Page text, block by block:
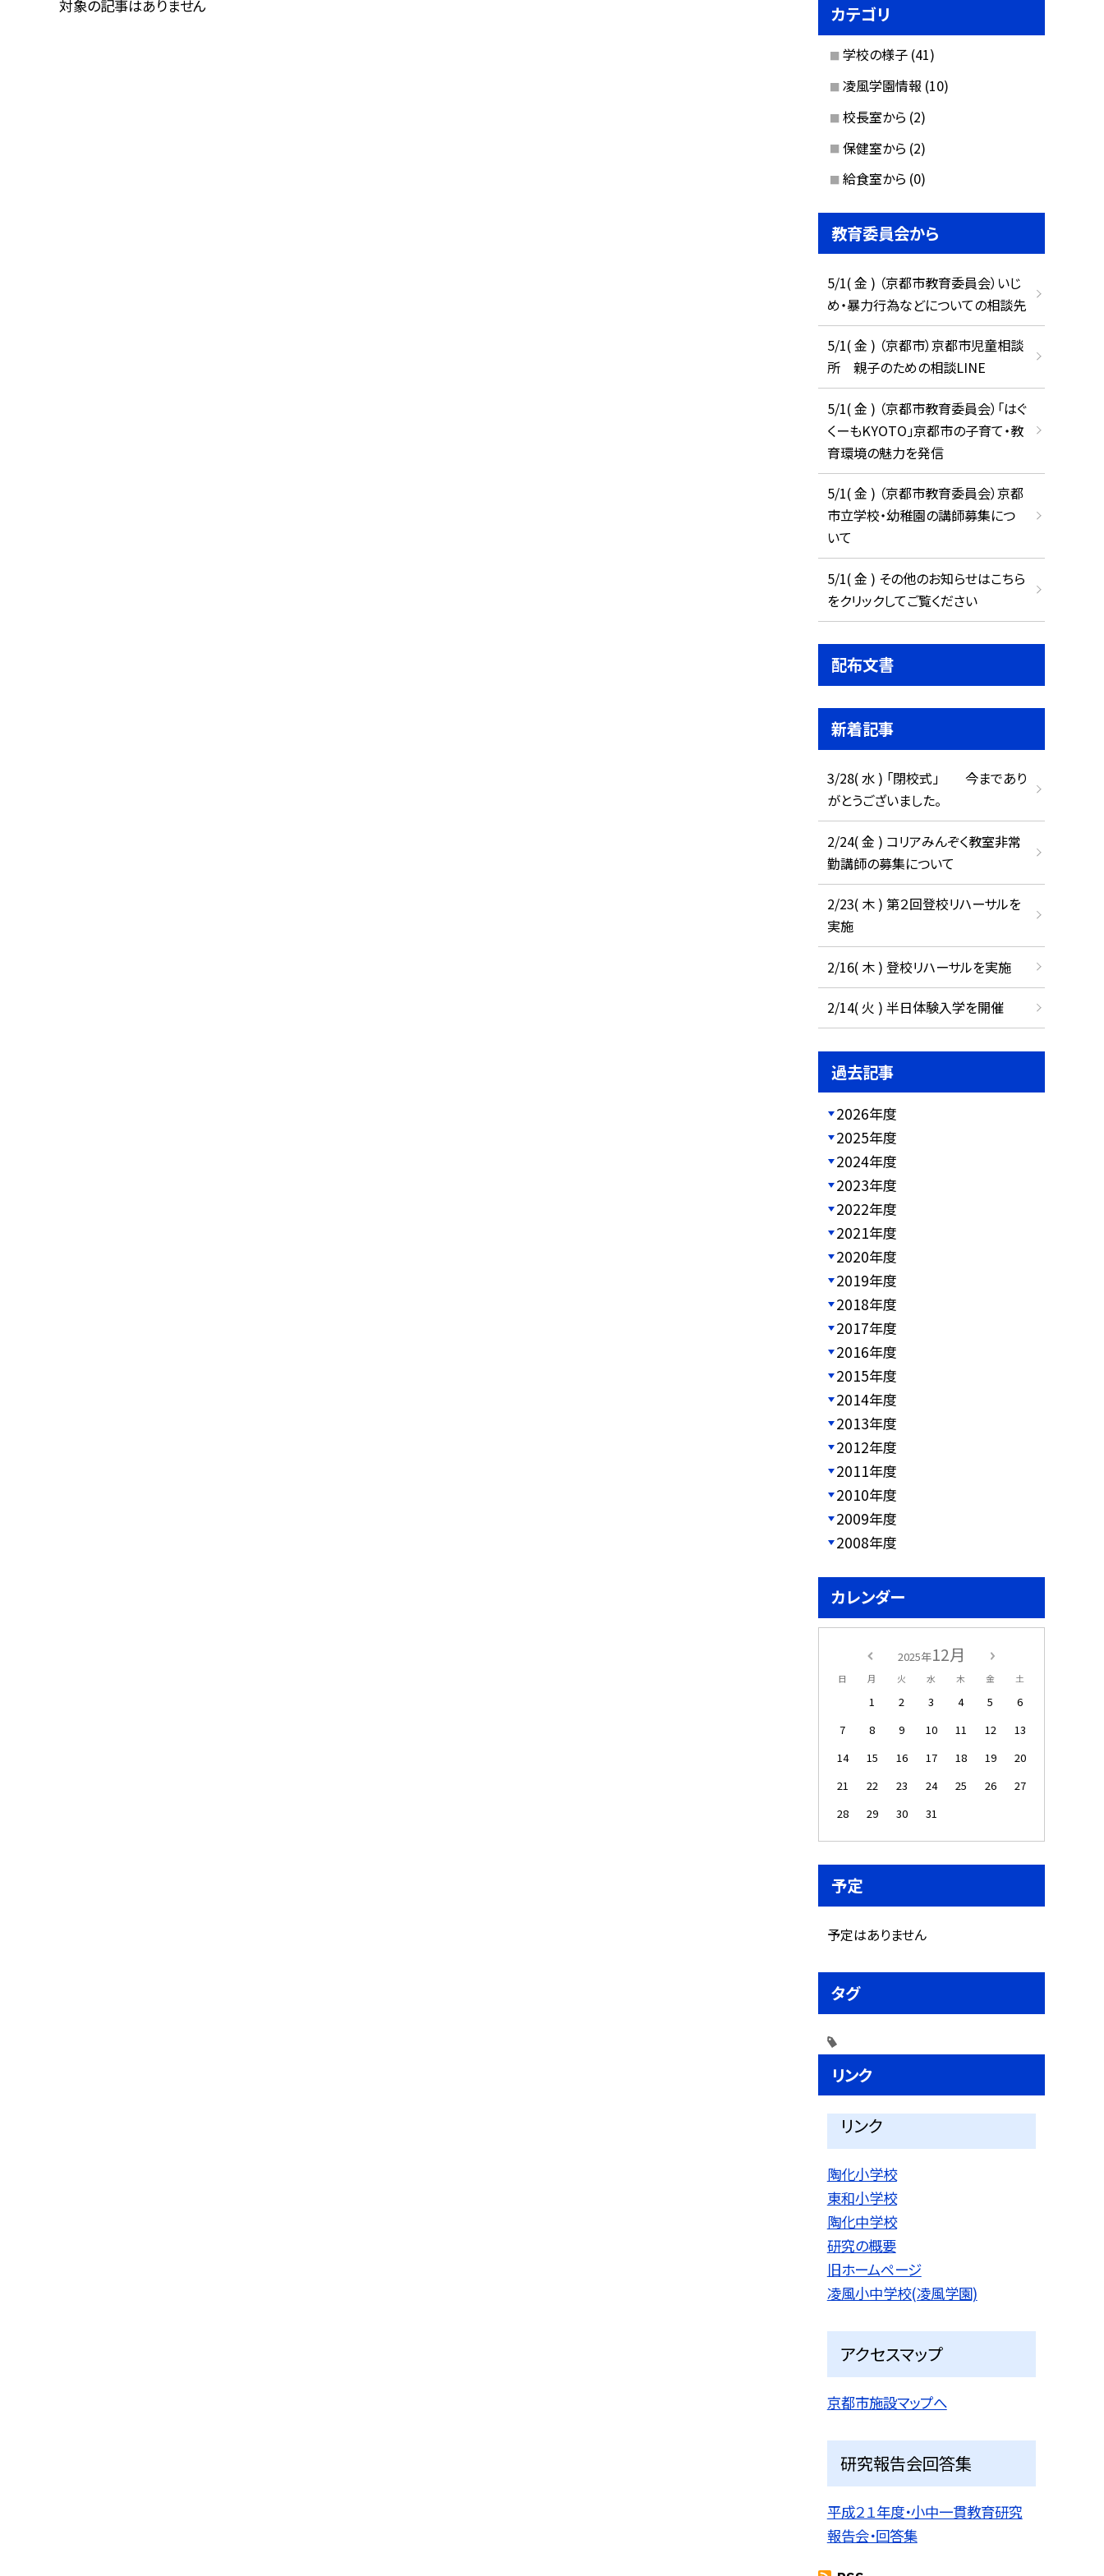
対象の記事はありません カテゴリ
学校の様子 (41)
凌風学園情報 (10)
校長室から (2)
保健室から (2)
給食室から (0)
教育委員会から
5/1( 金 ) （京都市教育委員会）いじ
め・暴力行為などについての相談先
5/1( 金 ) （京都市）京都市児童相談
所 親子のための相談LINE
5/1( 金 ) （京都市教育委員会）「はぐ
くーもKYOTO」京都市の子育て・教
育環境の魅力を発信
5/1( 金 ) （京都市教育委員会）京都
市立学校・幼稚園の講師募集につ
いて
5/1( 金 ) その他のお知らせはこちら
をクリックしてご覧ください
配布文書
新着記事
3/28( 水 ) 「閉校式」 今まであり
がとうございました。
2/24( 金 ) コリアみんぞく教室非常
勤講師の募集について
2/23( 木 ) 第２回登校リハーサルを
実施
2/16( 木 ) 登校リハーサルを実施
2/14( 火 ) 半日体験入学を開催
過去記事
2026年度
2025年度
2024年度
2023年度
2022年度
2021年度
2020年度
2019年度
2018年度
2017年度
2016年度
2015年度
2014年度
2013年度
2012年度
2011年度
2010年度
2009年度
2008年度
カレンダー
2025年12月
日 月 火 水 木 金 土
1 2 3 4 5
6
7
8 9 10 11 12
13
14
15 16 17 18 19
20
21
22 23 24 25 26
27
28
29 30 31
予定
予定はありません
タグ
リンク
リンク
陶化小学校
東和小学校
陶化中学校
研究の概要
旧ホームページ
凌風小中学校(凌風学園)
アクセスマップ
京都市施設マップへ
研究報告会回答集
平成２１年度・小中一貫教育研究
報告会・回答集